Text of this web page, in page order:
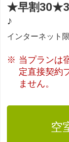
★早割
♪
インターネット
当プランは
定直接契約
ません。
空